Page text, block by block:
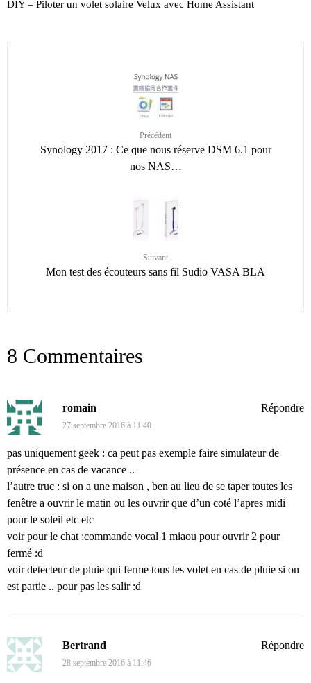
DIY – Piloter un volet solaire Velux avec Home Assistant
Précédent
Synology 2017 : Ce que nous réserve DSM 6.1 pour
nos NAS…
Suivant
Mon test des écouteurs sans fil Sudio VASA BLA
8 Commentaires
romain
27 septembre 2016 à 11:40
pas uniquement geek : ca peut pas exemple faire simulateur de
présence en cas de vacance ..
l’autre truc : si on a une maison , ben au lieu de se taper toutes les
fenêtre a ouvrir le matin ou les ouvrir que d’un coté l’apres midi
pour le soleil etc etc
voir pour le chat :commande vocal 1 miaou pour ouvrir 2 pour
fermé :d
voir detecteur de pluie qui ferme tous les volet en cas de pluie si on
est partie .. pour pas les salir :d
Répondre
Bertrand
28 septembre 2016 à 11:46
Répondre